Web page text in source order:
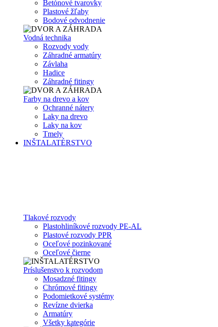
Betónové tvarovky
Plastové žľaby
Bodové odvodnenie
Vodná technika
Rozvody vody
Záhradné armatúry
Závlaha
Hadice
Záhradné fitingy
Farby na drevo a kov
Ochranné nátery
Laky na drevo
Laky na kov
Tmely
INŠTALATÉRSTVO
Tlakové rozvody
Plastohliníkové rozvody PE-AL
Plastové rozvody PPR
Oceľové pozinkované
Oceľové čierne
Príslušenstvo k rozvodom
Mosadzné fitingy
Chrómové fitingy
Podomietkové systémy
Revízne dvierka
Armatúry
Všetky kategórie